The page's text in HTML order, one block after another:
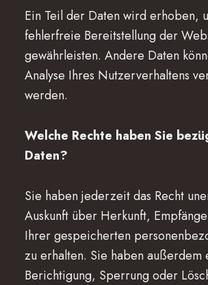
Ein Teil der Daten wird erhoben,
fehlerfreie Bereitstellung der
gewährleisten. Andere Daten
Analyse Ihres Nutzerverhaltens
werden.
Welche Rechte haben Sie
Daten?
Sie haben jederzeit das Recht
Auskunft über Herkunft,
Ihrer gespeicherten
zu erhalten. Sie haben außerdem
Berichtigung, Sperrung oder